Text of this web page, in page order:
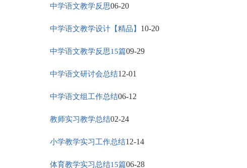
中学语文教学反思06-20
中学语文教学设计【精品】 10-20
中学语文教学反思15篇09-29
中学语文研讨会总结12-01
中学语文组工作总结06-12
教师实习教学总结02-24
小学教学实习工作总结12-14
体育教学实习总结15篇06-28